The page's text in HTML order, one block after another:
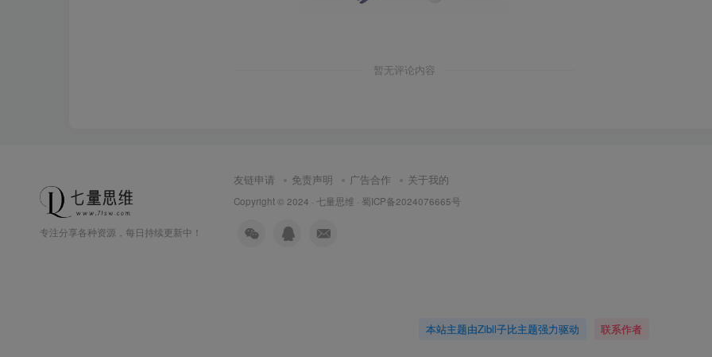
暂无评论内容
专注分享各种资源，每日持续更新中！
友链申请 免责声明 广告合作 关于我的
Copyright © 2024 · 七量思维 · 蜀ICP备2024076665号
本站主题由Zibll子比主题强力驱动 联系作者